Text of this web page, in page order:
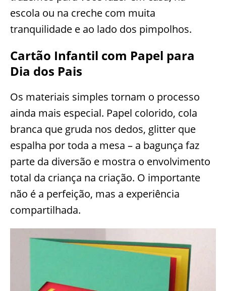
escola ou na creche com muita
tranquilidade e ao lado dos pimpolhos.
Cartão Infantil com Papel para
Dia dos Pais
Os materiais simples tornam o processo
ainda mais especial. Papel colorido, cola
branca que gruda nos dedos, glitter que
espalha por toda a mesa – a bagunça faz
parte da diversão e mostra o envolvimento
total da criança na criação. O importante
não é a perfeição, mas a experiência
compartilhada.